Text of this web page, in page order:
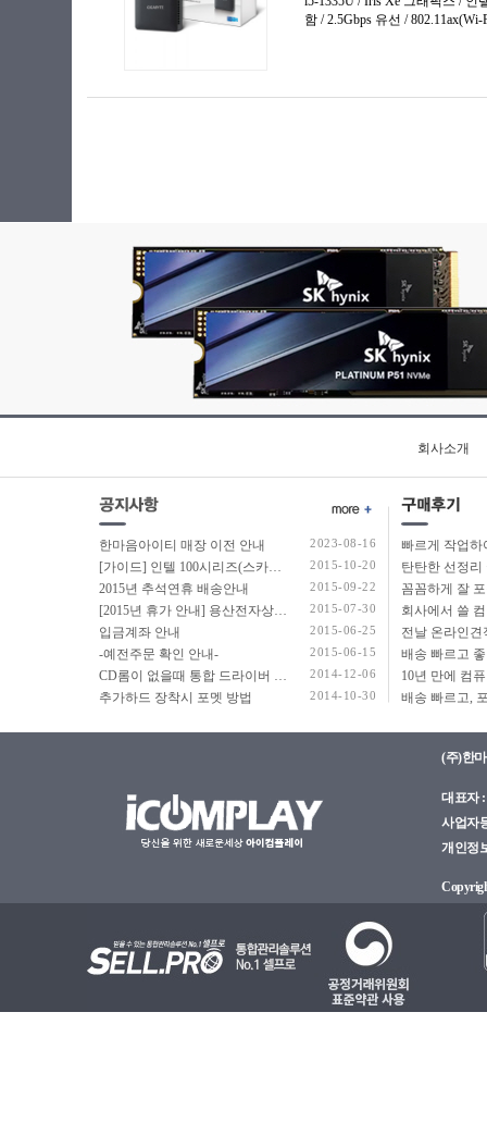
회사소개
한마음아이티 매장 이전 안내 2023-08-16
[가이드] 인텔 100시리즈(스카이레이크보드) 에서 윈도우7 USB 설치 방법 소개 2015-10-20
2015년 추석연휴 배송안내 2015-09-22
[2015년 휴가 안내] 용산전자상가 여름 휴가 안내 2015-07-30
입금계좌 안내 2015-06-25
-예전주문 확인 안내- 2015-06-15
CD롬이 없을때 통합 드라이버 설치법 2014-12-06
추가하드 장착시 포멧 방법 2014-10-30
탄탄한 선정리
(주)한
대표자
사업자
개인정